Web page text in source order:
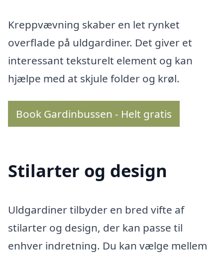
Kreppvævning skaber en let rynket
overflade på uldgardiner. Det giver et
interessant teksturelt element og kan
hjælpe med at skjule folder og krøl.
Book Gardinbussen - Helt gratis
Stilarter og design
Uldgardiner tilbyder en bred vifte af
stilarter og design, der kan passe til
enhver indretning. Du kan vælge mellem